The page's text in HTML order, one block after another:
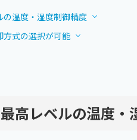
の温度・湿度制御精度
方式の選択が可能
高レベルの温度・